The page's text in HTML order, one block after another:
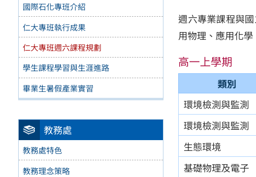
國際石化專班介紹
仁大專班執行成果
仁大專班週六課程規劃
學生課程學習與生涯進路
畢業生暑假產業實習
教務處
教務處特色
教務理念策略
週六專業課程與
用物理、應用化
高一上學期
類別
環境檢測與監測
環境檢測與監測
生態環境
基礎物理及電子